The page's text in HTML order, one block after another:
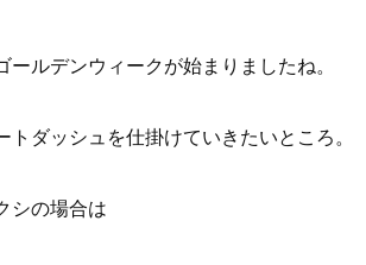
ールデンウィークが始まりましたね。
トダッシュを仕掛けていきたいところ。
シの場合は